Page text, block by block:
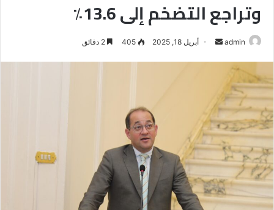
وتراجع التضخم إلى 13.6٪
admin
أرسل أبريل 18, 2025 405